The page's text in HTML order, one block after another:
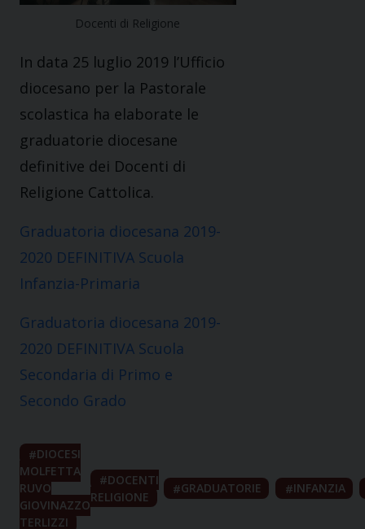
Docenti di Religione
In data 25 luglio 2019 l’Ufficio
diocesano per la Pastorale
scolastica ha elaborate le
graduatorie diocesane
definitive dei Docenti di
Religione Cattolica.
Graduatoria diocesana 2019-
2020 DEFINITIVA Scuola
Infanzia-Primaria
Graduatoria diocesana 2019-
2020 DEFINITIVA Scuola
Secondaria di Primo e
Secondo Grado
DIOCESI
MOLFETTA
RUVO
GIOVINAZZO
TERLIZZI
DOCENTI
RELIGIONE
GRADUATORIE INFANZIA